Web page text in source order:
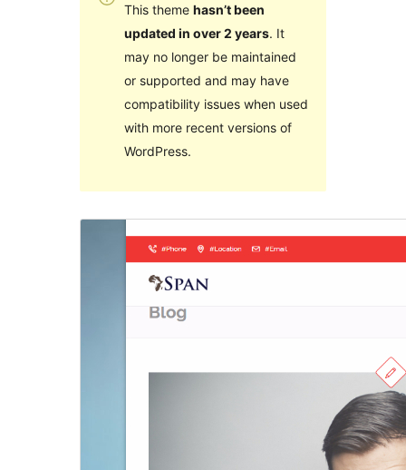
This theme hasn’t been
updated in over 2 years. It
may no longer be maintained
or supported and may have
compatibility issues when used
with more recent versions of
WordPress.